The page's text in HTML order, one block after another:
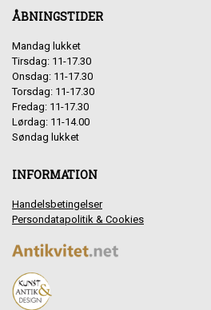
ÅBNINGSTIDER
Mandag lukket
Tirsdag: 11-17.30
Onsdag: 11-17.30
Torsdag: 11-17.30
Fredag: 11-17.30
Lørdag: 11-14.00
Søndag lukket
INFORMATION
Handelsbetingelser
Persondatapolitik & Cookies